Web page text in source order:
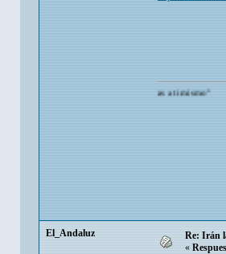
mas de lo que tu te admiras a ti mismo"
El_Andaluz
Re: Irán
«